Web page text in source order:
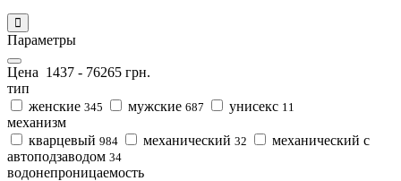
Параметры
Цена 1437 - 76265 грн.
тип
женские 345 мужские 687 унисекс 11
механизм
кварцевый 984 механический 32
механический с
автоподзаводом 34
водонепроницаемость